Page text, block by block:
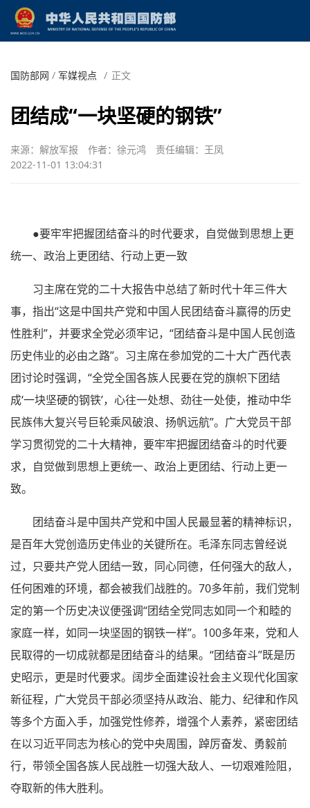
国防部网 / 军媒视点 / 正文
团结成“一块坚硬的钢铁”
来源：解放军报 作者：徐元鸿
责任编辑：王凤
2022-11-01 13:04:31
●要牢牢把握团结奋斗的时代要求，自觉做到思想上更
统一、政治上更团结、行动上更一致
习主席在党的二十大报告中总结了新时代十年三件大
事，指出“这是中国共产党和中国人民团结奋斗赢得的历史
性胜利”，并要求全党必须牢记，“团结奋斗是中国人民创造
历史伟业的必由之路”。习主席在参加党的二十大广西代表
团讨论时强调，“全党全国各族人民要在党的旗帜下团结
成‘一块坚硬的钢铁’，心往一处想、劲往一处使，推动中华
民族伟大复兴号巨轮乘风破浪、扬帆远航”。广大党员干部
学习贯彻党的二十大精神，要牢牢把握团结奋斗的时代要
求，自觉做到思想上更统一、政治上更团结、行动上更一
致。
团结奋斗是中国共产党和中国人民最显著的精神标识，
是百年大党创造历史伟业的关键所在。毛泽东同志曾经说
过，只要共产党人团结一致，同心同德，任何强大的敌人，
任何困难的环境，都会被我们战胜的。70多年前，我们党制
定的第一个历史决议便强调“团结全党同志如同一个和睦的
家庭一样，如同一块坚固的钢铁一样”。100多年来，党和人
民取得的一切成就都是团结奋斗的结果。“团结奋斗”既是历
史昭示，更是时代要求。阔步全面建设社会主义现代化国家
新征程，广大党员干部必须坚持从政治、能力、纪律和作风
等多个方面入手，加强党性修养，增强个人素养，紧密团结
在以习近平同志为核心的党中央周围，踔厉奋发、勇毅前
行，带领全国各族人民战胜一切强大敌人、一切艰难险阻，
夺取新的伟大胜利。